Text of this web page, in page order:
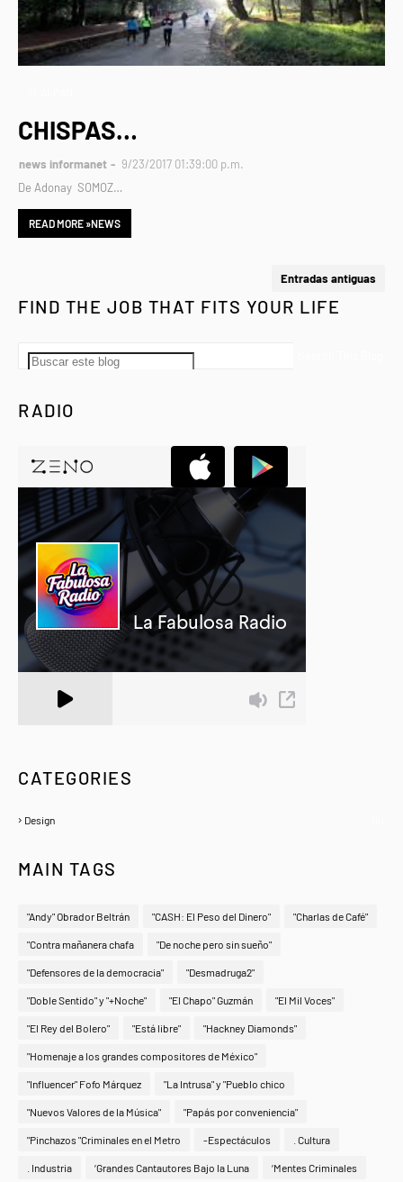
CHISPAS…
news informanet
9/23/2017 01:39:00 p.m.
De Adonay SOMOZ…
READ MORE »NEWS
Entradas antiguas
FIND THE JOB THAT FITS YOUR LIFE
RADIO
CATEGORIES
Design
MAIN TAGS
"Andy" Obrador Beltrán "CASH: El Peso del Dinero" "Charlas de Café"
"Contra mañanera chafa "De noche pero sin sueño"
"Defensores de la democracia" "Desmadruga2"
"Doble Sentido" y "+Noche" "El Chapo" Guzmán "El Mil Voces"
"El Rey del Bolero" "Está libre" "Hackney Diamonds"
"Homenaje a los grandes compositores de México"
"Influencer" Fofo Márquez "La Intrusa" y "Pueblo chico
"Nuevos Valores de la Música" "Papás por conveniencia"
"Pinchazos "Criminales en el Metro -Espectáculos . Cultura
. Industria ‘Grandes Cantautores Bajo la Luna ‘Mentes Criminales